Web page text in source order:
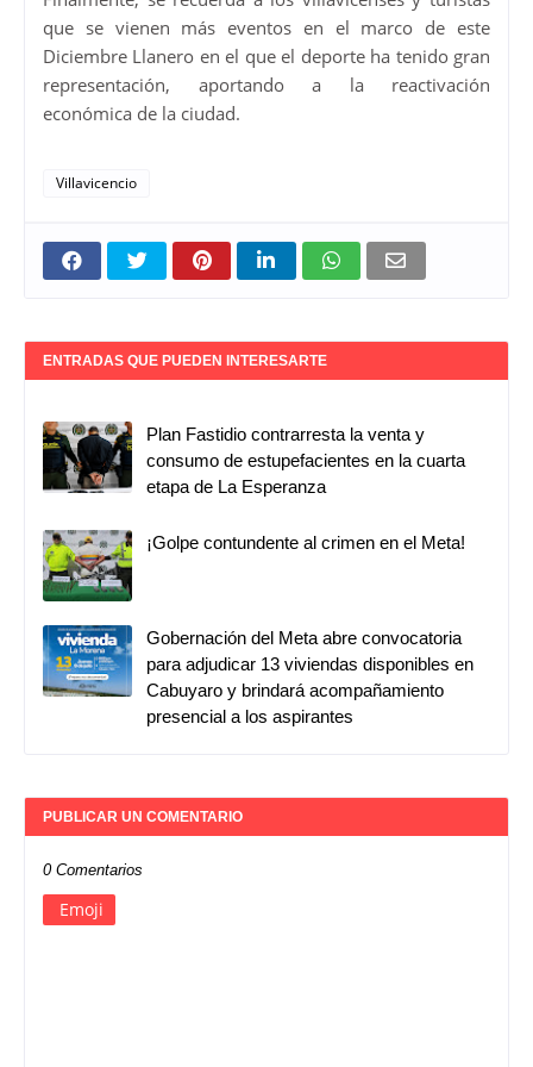
que se vienen más eventos en el marco de este
Diciembre Llanero en el que el deporte ha tenido gran
representación, aportando a la reactivación
económica de la ciudad.
Villavicencio
ENTRADAS QUE PUEDEN INTERESARTE
Plan Fastidio contrarresta la venta y
consumo de estupefacientes en la cuarta
etapa de La Esperanza
¡Golpe contundente al crimen en el Meta!
Gobernación del Meta abre convocatoria
para adjudicar 13 viviendas disponibles en
Cabuyaro y brindará acompañamiento
presencial a los aspirantes
PUBLICAR UN COMENTARIO
0 Comentarios
Emoji